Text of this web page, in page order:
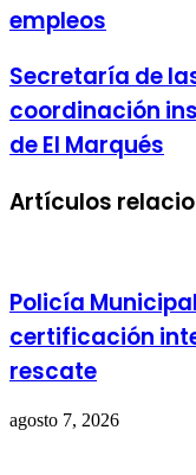
empleos
Secretaría de
coordinación
de El Marqués
Artículos
Policía
certificación
rescate
agosto 7, 2026